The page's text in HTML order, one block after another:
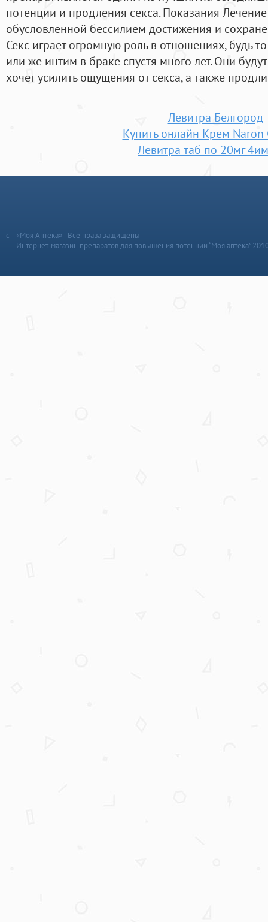
потенции и продления секса. Показания
обусловленной бессилием достижения и
Секс играет огромную роль в отношениях, будь
или же интим в браке спустя много лет. Они
хочет усилить ощущения от секса, а также
Левитра Белгород
Купить онлайн Крем Naron
Левитра таб по 20мг
«Моя Аптека» | Все права защищены
Интернет-магазин препаратов для повышения потенции “Моя аптека”